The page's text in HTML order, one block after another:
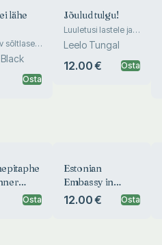
lähe
sõltlase
mõju
Osta
Jõulud tulgu!
Luuletusi lastele ja
päkapikkudele
Leelo Tungal
12.00 € Osta
Osta
Estonian
Embassy in
Finland
12.00 € Osta